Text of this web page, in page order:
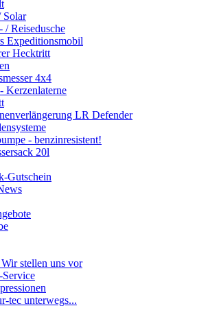
Solar
/ Reisedusche
Expeditionsmobil
Hecktritt
4x4
Kerzenlaterne
LR Defender
- benzinresistent!
20l
Gutschein
stellen uns vor
tec unterwegs...